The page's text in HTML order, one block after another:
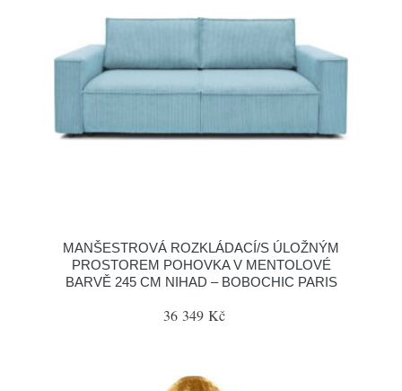
MANŠESTROVÁ ROZKLÁDACÍ/S ÚLOŽNÝM
PROSTOREM POHOVKA V MENTOLOVÉ
BARVĚ 245 CM NIHAD – BOBOCHIC PARIS
36 349 Kč